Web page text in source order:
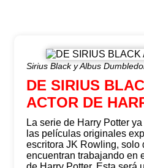
Sirius Black y Albus
DE SIRIUS
ACTOR DE
La serie de Harry Potter
las películas originales
escritora JK Rowling, solo
encuentran trabajando en